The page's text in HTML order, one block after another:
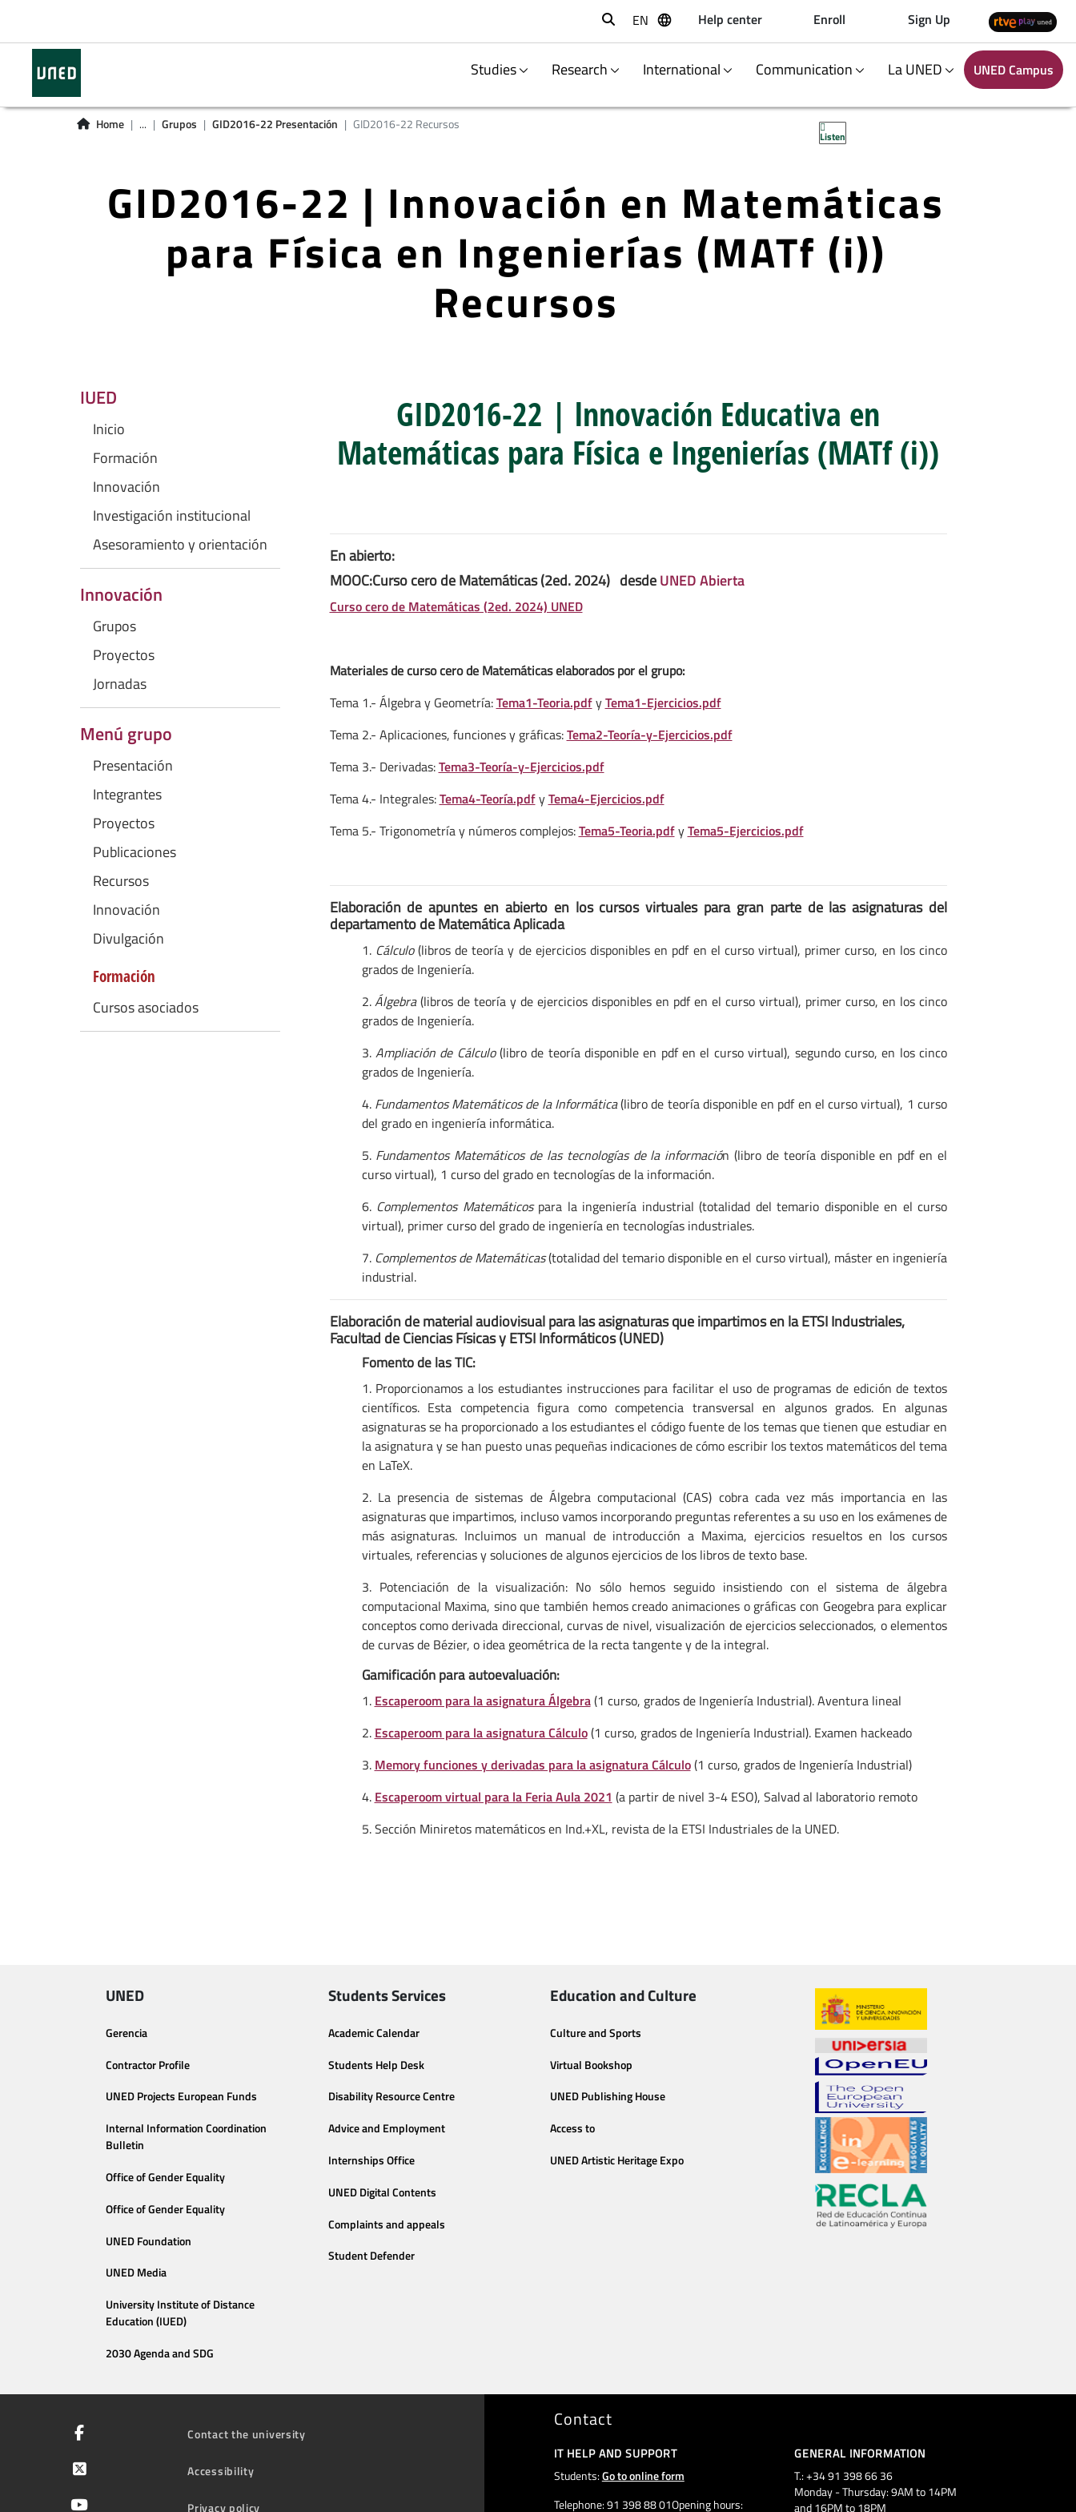
Buscar
EN Help center Enroll Sign Up
Studies Research International Communication La UNED UNED Campus
Home ... Grupos GID2016-22 Presentación GID2016-22 Recursos
Listen
GID2016-22 | Innovación en Matemáticas
para Física en Ingenierías (MATf (i))
Recursos
IUED
Inicio
Formación
Innovación
Investigación institucional
Asesoramiento y orientación
Innovación
Grupos
Proyectos
Jornadas
Menú grupo
Presentación
Integrantes
Proyectos
Publicaciones
Recursos
Innovación
Divulgación
Formación
Cursos asociados
GID2016-22 | lnnovación Educativa en
Matemáticas para Física e Ingenierías (MATf (i))
En abierto:
MOOC:Curso cero de Matemáticas (2ed. 2024) desdeUNED Abierta
Curso cero de Matemáticas (2ed. 2024) UNED
Materiales de curso cero de Matemáticas elaborados por el grupo:
Tema 1.- Álgebra y Geometría:Tema1-Teoria.pdfyTema1-Ejercicios.pdf
Tema 2.- Aplicaciones, funciones y gráficas:Tema2-Teoría-y-Ejercicios.pdf
Tema 3.- Derivadas:Tema3-Teoría-y-Ejercicios.pdf
Tema 4.- Integrales:Tema4-Teoría.pdfyTema4-Ejercicios.pdf
Tema 5.- Trigonometría y números complejos:Tema5-Teoria.pdfyTema5-Ejercicios.pdf
Elaboración de apuntes en abierto en los cursos virtualespara gran parte de las asignaturas del
departamento de Matemática Aplicada
1. Cálculo(libros de teoría y de ejercicios disponibles en pdf en el curso virtual), primer curso, en los cinco
grados de Ingeniería.
2.Álgebra(libros de teoría y de ejercicios disponibles en pdf en el curso virtual), primer curso, en los cinco
grados de Ingeniería.
3. Ampliación de Cálculo(libro de teoría disponible en pdf en el curso virtual), segundo curso, en los cinco
grados de Ingeniería.
4. Fundamentos Matemáticos de la Informática(libro de teoría disponible en pdf en el curso virtual), 1 curso
del grado en ingeniería informática.
5. Fundamentos Matemáticos de las tecnologías de la información (libro de teoría disponible en pdf en el
curso virtual), 1 curso del grado en tecnologías de la información.
6. Complementos Matemáticospara la ingeniería industrial (totalidad del temario disponible en el curso
virtual), primer curso del grado de ingeniería en tecnologías industriales.
7. Complementos de Matemáticas(totalidad del temario disponible en el curso virtual), máster en ingeniería
industrial.
Elaboración de material audiovisual para las asignaturas que impartimos en la ETSI Industriales,
Facultad de Ciencias Físicas y ETSI Informáticos (UNED)
Fomento de las TIC:
1. Proporcionamos a los estudiantes instrucciones para facilitar el uso de programas de edición de textos
científicos. Esta competencia figura como competencia transversal en algunos grados. En algunas
asignaturas se ha proporcionado a los estudiantes el código fuente de los temas que tienen que estudiar en
la asignatura y se han puesto unas pequeñas indicaciones de cómo escribir los textos matemáticos del tema
en LaTeX.
2. La presencia de sistemas de Álgebra computacional (CAS) cobra cada vez más importancia en las
asignaturas que impartimos, incluso vamos incorporando preguntas referentes a su uso en los exámenes de
más asignaturas. Incluimos un manual de introducción a Maxima, ejercicios resueltos en los cursos
virtuales, referencias y soluciones de algunos ejercicios de los libros de texto base.
3. Potenciación de la visualización: No sólo hemos seguido insistiendo con el sistema de álgebra
computacional Maxima, sino que también hemos creado animaciones o gráficas con Geogebra para explicar
conceptos como derivada direccional, curvas de nivel, visualización de ejercicios seleccionados, o elementos
de curvas de Bézier, o idea geométrica de la recta tangente y de la integral.
Gamificación para autoevaluación:
1. Escaperoom para la asignatura Álgebra(1 curso, grados de Ingeniería Industrial). Aventura lineal
2. Escaperoom para la asignatura Cálculo(1 curso, grados de Ingeniería Industrial). Examen hackeado
3. Memory funciones y derivadas para la asignatura Cálculo(1 curso, grados de Ingeniería Industrial)
4. Escaperoom virtual para la Feria Aula 2021 (a partir de nivel 3-4 ESO), Salvad al laboratorio remoto
5. Sección Miniretos matemáticos en Ind.+XL, revista de la ETSI Industriales de la UNED.
UNED
Gerencia
Contractor Profile
UNED Projects European Funds
Internal Information Coordination
Bulletin
Office of Gender Equality
Office of Gender Equality
UNED Foundation
UNED Media
University Institute of Distance
Education (IUED)
2030 Agenda and SDG
Students Services
Academic Calendar
Students Help Desk
Disability Resource Centre
Advice and Employment
Internships Office
UNED Digital Contents
Complaints and appeals
Student Defender
Education and Culture
Culture and Sports
Virtual Bookshop
UNED Publishing House
Access to
UNED Artistic Heritage Expo
Contact the university
Accessibility
Privacy policy
Contact
IT HELP AND SUPPORT
Students:Go to online form
Telephone: 91 398 88 01Opening hours:
GENERAL INFORMATION
T.: +34 91 398 66 36
Monday - Thursday: 9AM to 14PM
and 16PM to 18PM